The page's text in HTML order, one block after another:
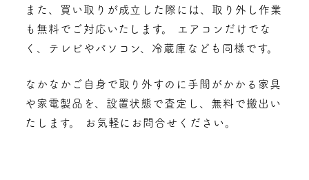
また、買い取りが成立した際には、取り外し作業
も無料でご対応いたします。 エアコンだけでな
く、テレビやパソコン、冷蔵庫なども同様です。
なかなかご自身で取り外すのに手間がかかる家具
や家電製品を、設置状態で査定し、無料で搬出い
たします。 お気軽にお問合せください。